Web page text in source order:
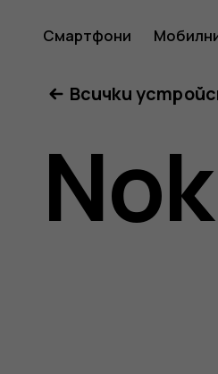
на
Смартфони
Всички